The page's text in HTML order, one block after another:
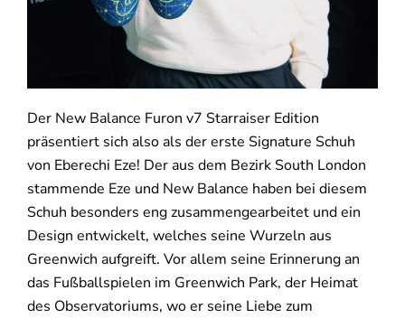
Der New Balance Furon v7 Starraiser Edition
präsentiert sich also als der erste Signature Schuh
von Eberechi Eze! Der aus dem Bezirk South London
stammende Eze und New Balance haben bei diesem
Schuh besonders eng zusammengearbeitet und ein
Design entwickelt, welches seine Wurzeln aus
Greenwich aufgreift. Vor allem seine Erinnerung an
das Fußballspielen im Greenwich Park, der Heimat
des Observatoriums, wo er seine Liebe zum